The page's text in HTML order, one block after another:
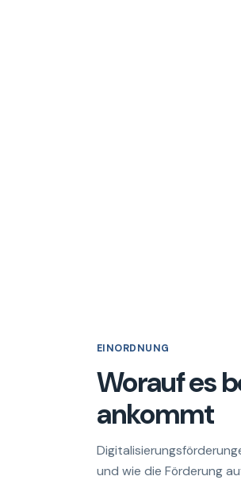
EINORDNUNG
Worauf es
ankommt
und wie die Förderung